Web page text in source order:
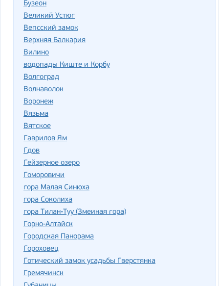
Бузеон
Великий Устюг
Вепсский замок
Верхняя Балкария
Вилино
водопады Киште и Корбу
Волгоград
Волнаволок
Воронеж
Вязьма
Вятское
Гаврилов Ям
Гдов
Гейзерное озеро
Гоморовичи
гора Малая Синюха
гора Соколиха
гора Тилан-Туу (Змеиная гора)
Горно-Алтайск
Городская Панорама
Гороховец
Готический замок усадьбы Гверстянка
Гремячинск